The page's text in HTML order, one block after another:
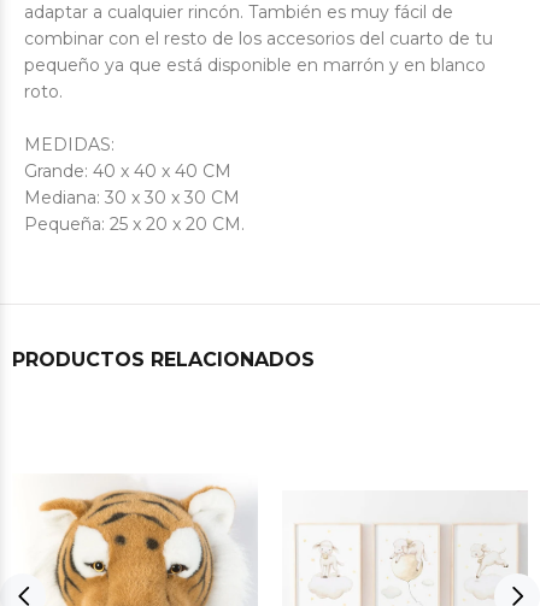
adaptar a cualquier rincón. También es muy fácil de
combinar con el resto de los accesorios del cuarto de tu
pequeño ya que está disponible en marrón y en blanco
roto.
MEDIDAS:
Grande: 40 x 40 x 40 CM
Mediana: 30 x 30 x 30 CM
Pequeña: 25 x 20 x 20 CM.
PRODUCTOS RELACIONADOS